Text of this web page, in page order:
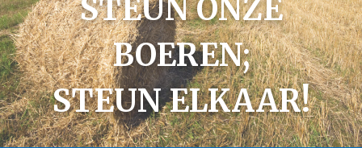
STEUN ONZE
BOEREN;
STEUN ELKAAR!